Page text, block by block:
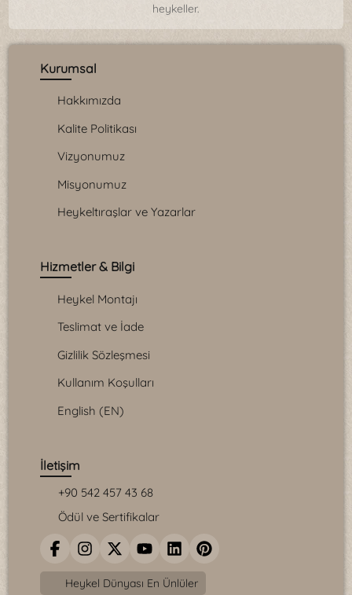
heykeller.
Kurumsal
Hakkımızda
Kalite Politikası
Vizyonumuz
Misyonumuz
Heykeltıraşlar ve Yazarlar
Hizmetler & Bilgi
Heykel Montajı
Teslimat ve İade
Gizlilik Sözleşmesi
Kullanım Koşulları
English (EN)
İletişim
+90 542 457 43 68
Ödül ve Sertifikalar
Heykel Dünyası En Ünlüler